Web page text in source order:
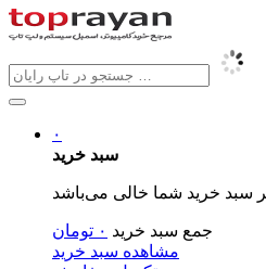
۰
سبد خرید
جمع سبد خرید ۰ تومان
مشاهده سبد خرید